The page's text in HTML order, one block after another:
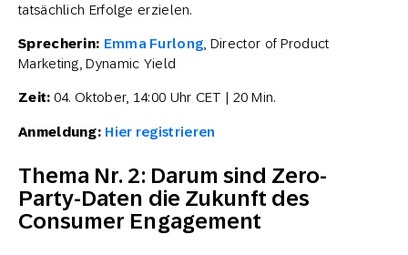
tatsächlich Erfolge erzielen.
Sprecherin: Emma Furlong , Director of Product
Marketing, Dynamic Yield
Zeit: 04. Oktober, 14:00 Uhr CET | 20 Min.
Anmeldung: Hier registrieren
Thema Nr. 2: Darum sind Zero-
Party-Daten die Zukunft des
Consumer Engagement